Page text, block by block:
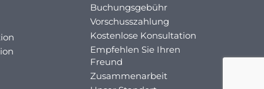
Buchungsgebühr
Vorschusszahlung
Kostenlose Konsultation
Empfehlen Sie Ihren
Freund
Zusammenarbeit